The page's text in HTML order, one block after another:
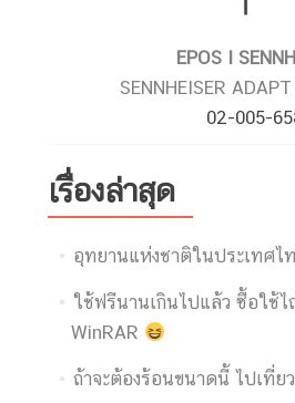
EPOS I
SENNHEISER
02-005-
เรื่องล่าสุด
อุทยานแห่งชาติในประเทศไ
ใช้ฟรีนานเกินไปแล้ว ซื้อใช้
WinRAR
ถ้าจะต้องร้อนขนาดนี้ ไปเที่ย